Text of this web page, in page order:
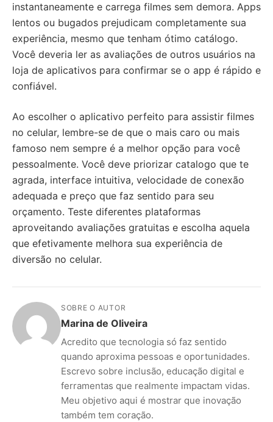
instantaneamente e carrega filmes sem demora. Apps
lentos ou bugados prejudicam completamente sua
experiência, mesmo que tenham ótimo catálogo.
Você deveria ler as avaliações de outros usuários na
loja de aplicativos para confirmar se o app é rápido e
confiável.
Ao escolher o aplicativo perfeito para assistir filmes
no celular, lembre-se de que o mais caro ou mais
famoso nem sempre é a melhor opção para você
pessoalmente. Você deve priorizar catalogo que te
agrada, interface intuitiva, velocidade de conexão
adequada e preço que faz sentido para seu
orçamento. Teste diferentes plataformas
aproveitando avaliações gratuitas e escolha aquela
que efetivamente melhora sua experiência de
diversão no celular.
SOBRE O AUTOR
Marina de Oliveira
Acredito que tecnologia só faz sentido
quando aproxima pessoas e oportunidades.
Escrevo sobre inclusão, educação digital e
ferramentas que realmente impactam vidas.
Meu objetivo aqui é mostrar que inovação
também tem coração.